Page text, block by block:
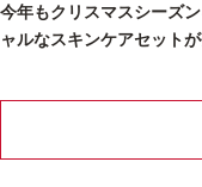
角質・導入美容液
乳液
今年もクリスマスシーズ
ャルなスキンケアセットが